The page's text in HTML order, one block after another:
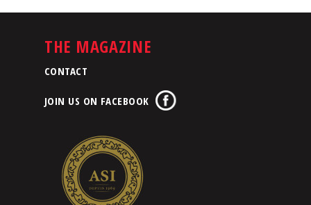
THE MAGAZINE
CONTACT
JOIN US ON FACEBOOK